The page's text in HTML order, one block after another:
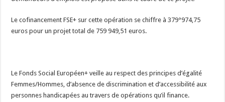
Le cofinancement FSE+ sur cette opération se chiffre à 379°974,75
euros pour un projet total de 759 949,51 euros.
Le Fonds Social Européen+ veille au respect des principes d’égalité
Femmes/Hommes, d’absence de discrimination et d’accessibilité aux
personnes handicapées au travers de opérations qu’il finance.